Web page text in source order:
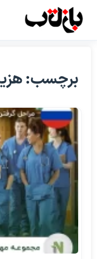
برچسب: